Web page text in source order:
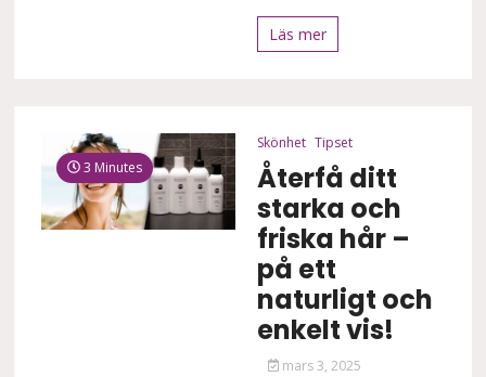
Läs mer
3 Minutes
Skönhet Tipset
Återfå ditt
starka och
friska hår –
på ett
naturligt och
enkelt vis!
mars 3, 2025